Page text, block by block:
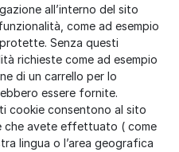
all’interno del sito
come ad esempio
Senza questi
richieste come ad esempio
di un carrello per lo
essere fornite.
cookie consentono al sito
che avete effettuato ( come
lingua o l’area geografica